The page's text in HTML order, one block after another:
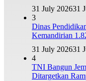
31 July 202631
3
Dinas
Kemandirian
31 July 202631
4
TNI Bangun
Ditargetkan